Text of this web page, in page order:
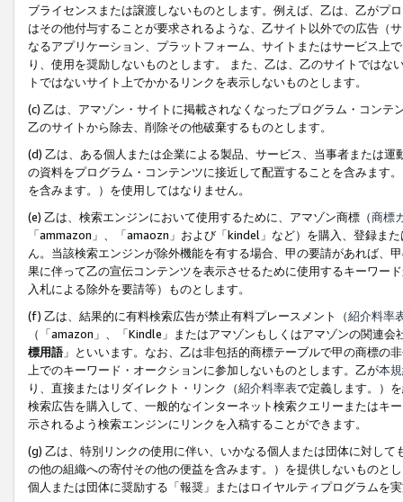
ブライセンスまたは譲渡しないものとします。例えば、乙は、乙がプ
はその他付与することが要求されるような、乙サイト以外での広告（
なるアプリケーション、プラットフォーム、サイトまたはサービス上
り、使用を奨励しないものとします。 また、乙は、乙のサイトでは
トではないサイト上でかかるリンクを表示しないものとします。
(c) 乙は、アマゾン・サイトに掲載されなくなったプログラム・コン
乙のサイトから除去、削除その他破棄するものとします。
(d) 乙は、ある個人または企業による製品、サービス、当事者または
の資料をプログラム・コンテンツに接近して配置することを含みます
を含みます。）を使用してはなりません。
(e) 乙は、検索エンジンにおいて使用するために、アマゾン商標（商標
「ammazon」、「amaozn」および「kindel」など）を購入、登録ま
ん。当該検索エンジンが除外機能を有する場合、甲の要請があれば、
果に伴って乙の宣伝コンテンツを表示させるために使用するキーワー
入札による除外を要請等）ものとします。
(f) 乙は、結果的に有料検索広告が禁止有料プレースメント（紹介料率
（「amazon」、「Kindle」またはアマゾンもしくはアマゾンの関連
標用語」といいます。なお、乙は非包括的商標テーブルで甲の商標の
上でのキーワード・オークションに参加しないものとします。乙が本
り、直接またはリダイレクト・リンク（紹介料率表で定義します。）
検索広告を購入して、一般的なインターネット検索クエリーまたはキ
示されるよう検索エンジンにリンクを入稿することができます。
(g) 乙は、特別リンクの使用に伴い、いかなる個人または団体に対し
の他の組織への寄付その他の便益を含みます。）を提供しないものと
個人または団体に奨励する「報奨」またはロイヤルティプログラムを